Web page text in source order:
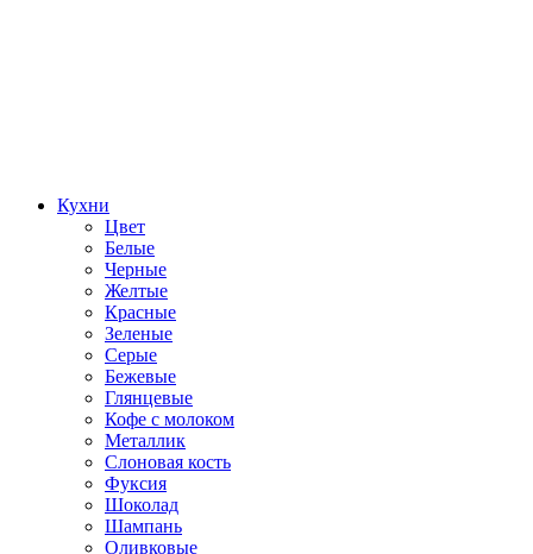
Кухни
Цвет
Белые
Черные
Желтые
Красные
Зеленые
Серые
Бежевые
Глянцевые
Кофе с молоком
Металлик
Слоновая кость
Фуксия
Шоколад
Шампань
Оливковые